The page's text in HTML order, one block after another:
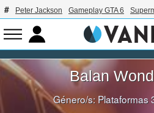
Peter Jackson Gameplay GTA 6
Balan
Género/s: Plataformas